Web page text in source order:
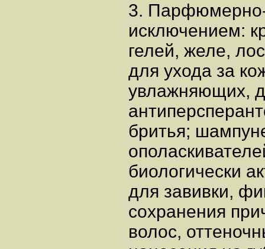
3. Парфюмерно-
исключением:
гелей, желе,
для ухода за
увлажняющих,
бритья;
биологически
для завивки,
сохранения
волос,